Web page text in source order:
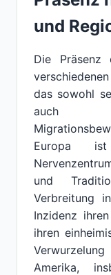
und
Die Präsenz
das sowohl
auch
Europa
und
Verbreitung
Inzidenz
ihren
Amerika,